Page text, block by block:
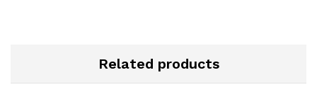
Related products